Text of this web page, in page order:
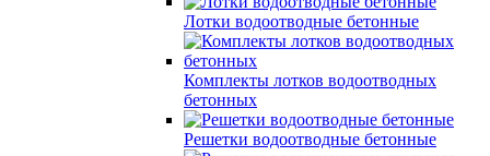
Лотки водоотводные бетонные
Комплекты лотков водоотводных
бетонных
Решетки водоотводные бетонные